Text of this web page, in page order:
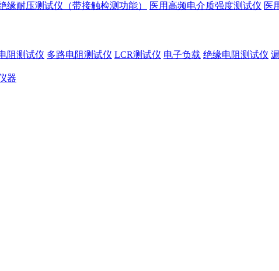
缘耐压测试仪（带接触检测功能） 医用高频电介质强度测试仪 医
阻测试仪 多路电阻测试仪 LCR测试仪 电子负载 绝缘电阻测试仪
器